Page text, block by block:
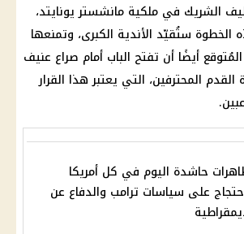
الشريك في ملكية مانشستر يونايتد،
ستُقيّد الأندية الكبرى، وتمنعها
أيضًا أن تفتح الباب أمام صراع عنيف
المحترفين، التي يعتبر هذا القرار
حاشدة اليوم في كل أمريكا
على سياسات ترامب والدفاع عن